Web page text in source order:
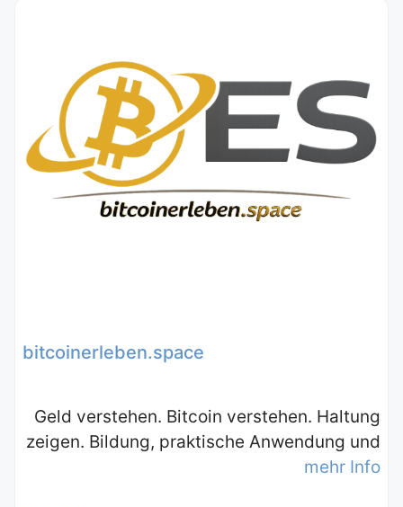
bitcoinerleben.space
Geld verstehen. Bitcoin verstehen. Haltung
zeigen. Bildung, praktische Anwendung und
mehr Info